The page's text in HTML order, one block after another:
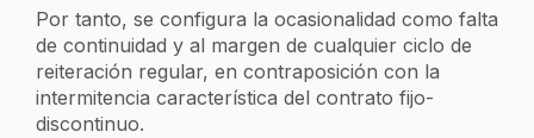
Por tanto, se configura la ocasionalidad como falta
de continuidad y al margen de cualquier ciclo de
reiteración regular, en contraposición con la
intermitencia característica del contrato fijo-
discontinuo.